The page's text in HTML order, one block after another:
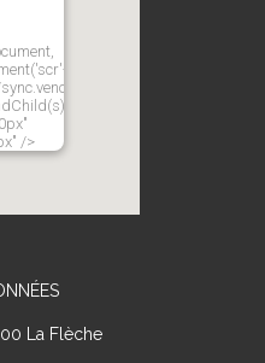
/>
La Flèche